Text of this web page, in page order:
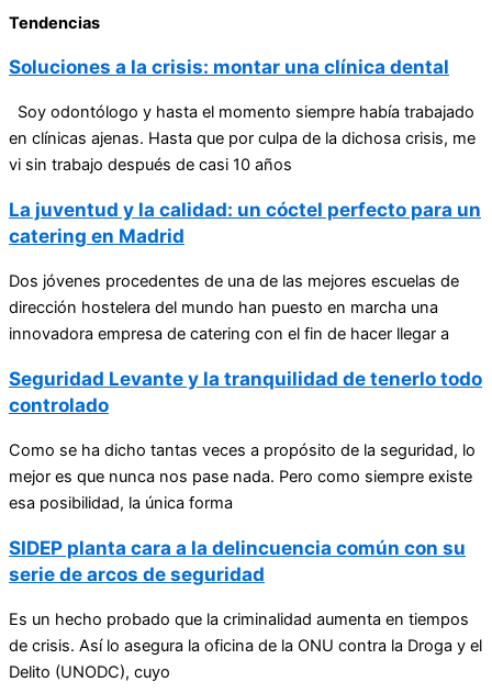
Tendencias
Soluciones a la crisis: montar una clínica dental
Soy odontólogo y hasta el momento siempre había trabajado
en clínicas ajenas. Hasta que por culpa de la dichosa crisis, me
vi sin trabajo después de casi 10 años
La juventud y la calidad: un cóctel perfecto para un
catering en Madrid
Dos jóvenes procedentes de una de las mejores escuelas de
dirección hostelera del mundo han puesto en marcha una
innovadora empresa de catering con el fin de hacer llegar a
Seguridad Levante y la tranquilidad de tenerlo todo
controlado
Como se ha dicho tantas veces a propósito de la seguridad, lo
mejor es que nunca nos pase nada. Pero como siempre existe
esa posibilidad, la única forma
SIDEP planta cara a la delincuencia común con su
serie de arcos de seguridad
Es un hecho probado que la criminalidad aumenta en tiempos
de crisis. Así lo asegura la oficina de la ONU contra la Droga y el
Delito (UNODC), cuyo